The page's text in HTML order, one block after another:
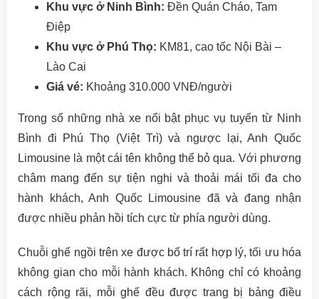
Khu vực ở Ninh Bình: Đền Quán Cháo, Tam
Điệp
Khu vực ở Phú Thọ: KM81, cao tốc Nội Bài –
Lào Cai
Giá vé: Khoảng 310.000 VNĐ/người
Trong số những nhà xe nổi bật phục vụ tuyến từ Ninh
Bình đi Phú Thọ (Việt Trì) và ngược lại, Anh Quốc
Limousine là một cái tên không thể bỏ qua. Với phương
châm mang đến sự tiện nghi và thoải mái tối đa cho
hành khách, Anh Quốc Limousine đã và đang nhận
được nhiều phản hồi tích cực từ phía người dùng.
Chuỗi ghế ngồi trên xe được bố trí rất hợp lý, tối ưu hóa
không gian cho mỗi hành khách. Không chỉ có khoảng
cách rộng rãi, mỗi ghế đều được trang bị bảng điều